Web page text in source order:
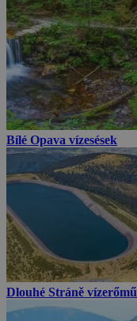
Bílé Opava vízesések
Dlouhé Stráně vízerőmű